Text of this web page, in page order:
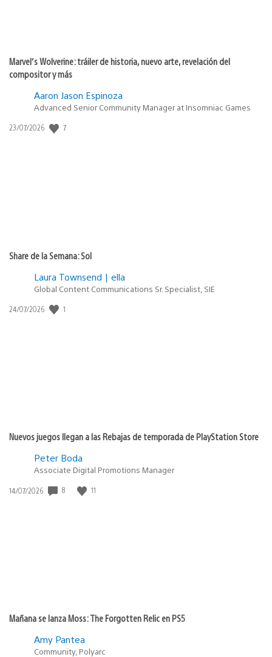
Marvel’s Wolverine: tráiler de historia, nuevo arte, revelación del
compositor y más
Aaron Jason Espinoza
Advanced Senior Community Manager at Insomniac Games
Fecha
23/07/2026 7
Share de la Semana: Sol
Laura Townsend | ella
Global Content Communications Sr. Specialist, SIE
Fecha
24/07/2026 1
Nuevos juegos llegan a las Rebajas de temporada de PlayStation Store
Peter Boda
Associate Digital Promotions Manager
Fecha
14/07/2026 8 11
Mañana se lanza Moss: The Forgotten Relic en PS5
Amy Pantea
Community, Polyarc